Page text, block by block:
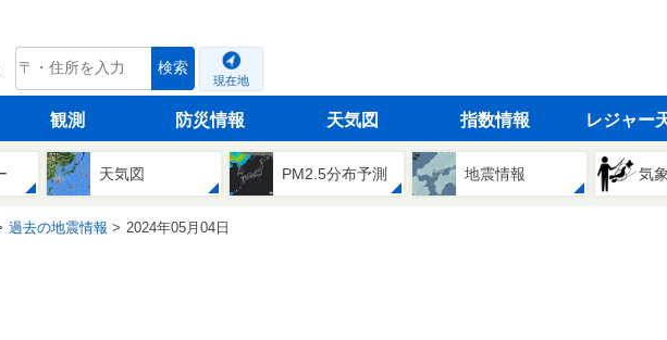
tenki.jp 検索
現在地
観測 防災情報 天気図 指数情報 レジャー
天気図 PM2.5分布予測 地震情報 気
過去の地震情報 2024年05月04日